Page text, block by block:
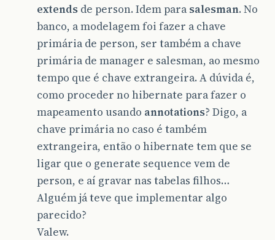
extends de person. Idem para salesman. No
banco, a modelagem foi fazer a chave
primária de person, ser também a chave
primária de manager e salesman, ao mesmo
tempo que é chave extrangeira. A dúvida é,
como proceder no hibernate para fazer o
mapeamento usando annotations? Digo, a
chave primária no caso é também
extrangeira, então o hibernate tem que se
ligar que o generate sequence vem de
person, e aí gravar nas tabelas filhos…
Alguém já teve que implementar algo
parecido?
Valew.